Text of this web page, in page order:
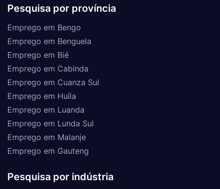
Pesquisa por província
Emprego em Bengo
Emprego em Benguela
Emprego em Bié
Emprego em Cabinda
Emprego em Cuanza Sul
Emprego em Huíla
Emprego em Luanda
Emprego em Lunda Sul
Emprego em Malanje
Emprego em Gauteng
Pesquisa por indústria